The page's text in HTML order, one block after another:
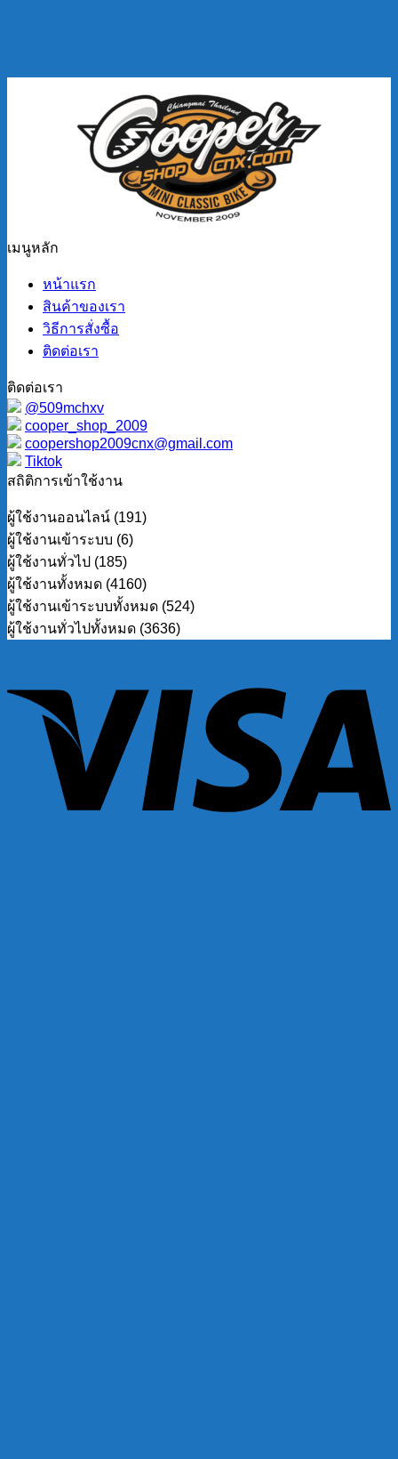
เมนูหลัก
หน้าแรก
สินค้าของเรา
วิธีการสั่งซื้อ
ติดต่อเรา
ติดต่อเรา
@509mchxv
cooper_shop_2009
coopershop2009cnx@gmail.com
Tiktok
สถิติการเข้าใช้งาน
ผู้ใช้งานออนไลน์ (191)
ผู้ใช้งานเข้าระบบ (6)
ผู้ใช้งานทั่วไป (185)
ผู้ใช้งานทั้งหมด (4160)
ผู้ใช้งานเข้าระบบทั้งหมด (524)
ผู้ใช้งานทั่วไปทั้งหมด (3636)